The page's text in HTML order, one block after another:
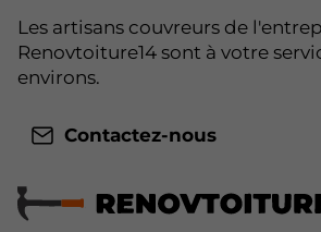
Les artisans couvreurs de
Renovtoiture14 sont à votre
environs.
Contactez-nous